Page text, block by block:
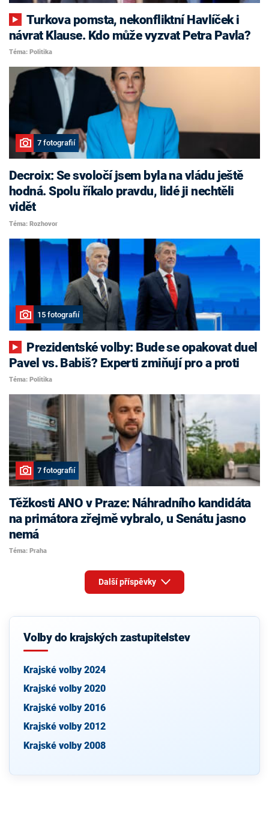
Turkova pomsta, nekonfliktní Havlíček i
návrat Klause. Kdo může vyzvat Petra Pavla?
Téma: Politika
7 fotografií
Decroix: Se svoločí jsem byla na vládu ještě
hodná. Spolu říkalo pravdu, lidé ji nechtěli
vidět
Téma: Rozhovor
15 fotografií
Pavel vs. Babiš? Experti zmiňují pro a proti
Téma: Politika
7 fotografií
Těžkosti ANO v Praze: Náhradního kandidáta
na primátora zřejmě vybralo, u Senátu jasno
nemá
Téma: Praha
Další příspěvky
Volby do krajských zastupitelstev
Krajské volby 2024
Krajské volby 2020
Krajské volby 2016
Krajské volby 2012
Krajské volby 2008